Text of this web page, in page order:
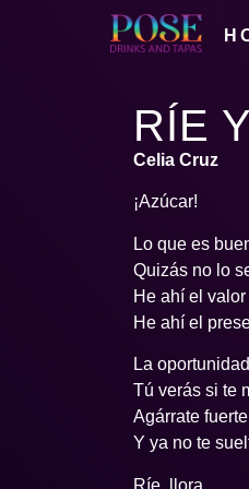
RÍE
Celia Cruz
¡Azúcar!
Lo que es
Quizás no lo
He ahí el
He ahí el
La
Tú verás si te
Agárrate fuerte
Y ya no te
Ríe, llora